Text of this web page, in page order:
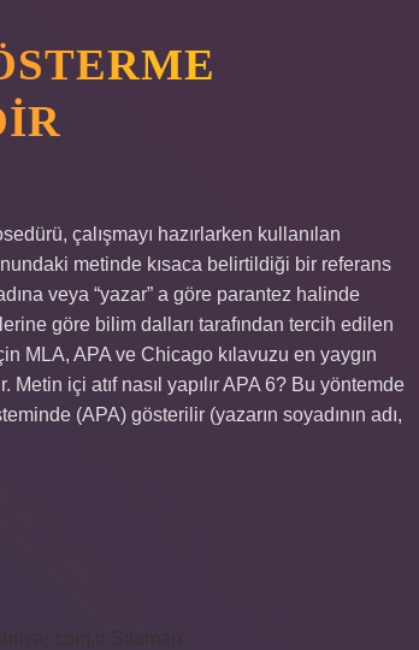
çalışmayı hazırlarken kullanılan
metinde kısaca belirtildiği bir referans
veya “yazar” a göre parantez halinde
göre bilim dalları tarafından tercih edilen
MLA, APA ve Chicago kılavuzu en yaygın
içi atıf nasıl yapılır APA 6? Bu yöntemde
(APA) gösterilir (yazarın soyadının adı,